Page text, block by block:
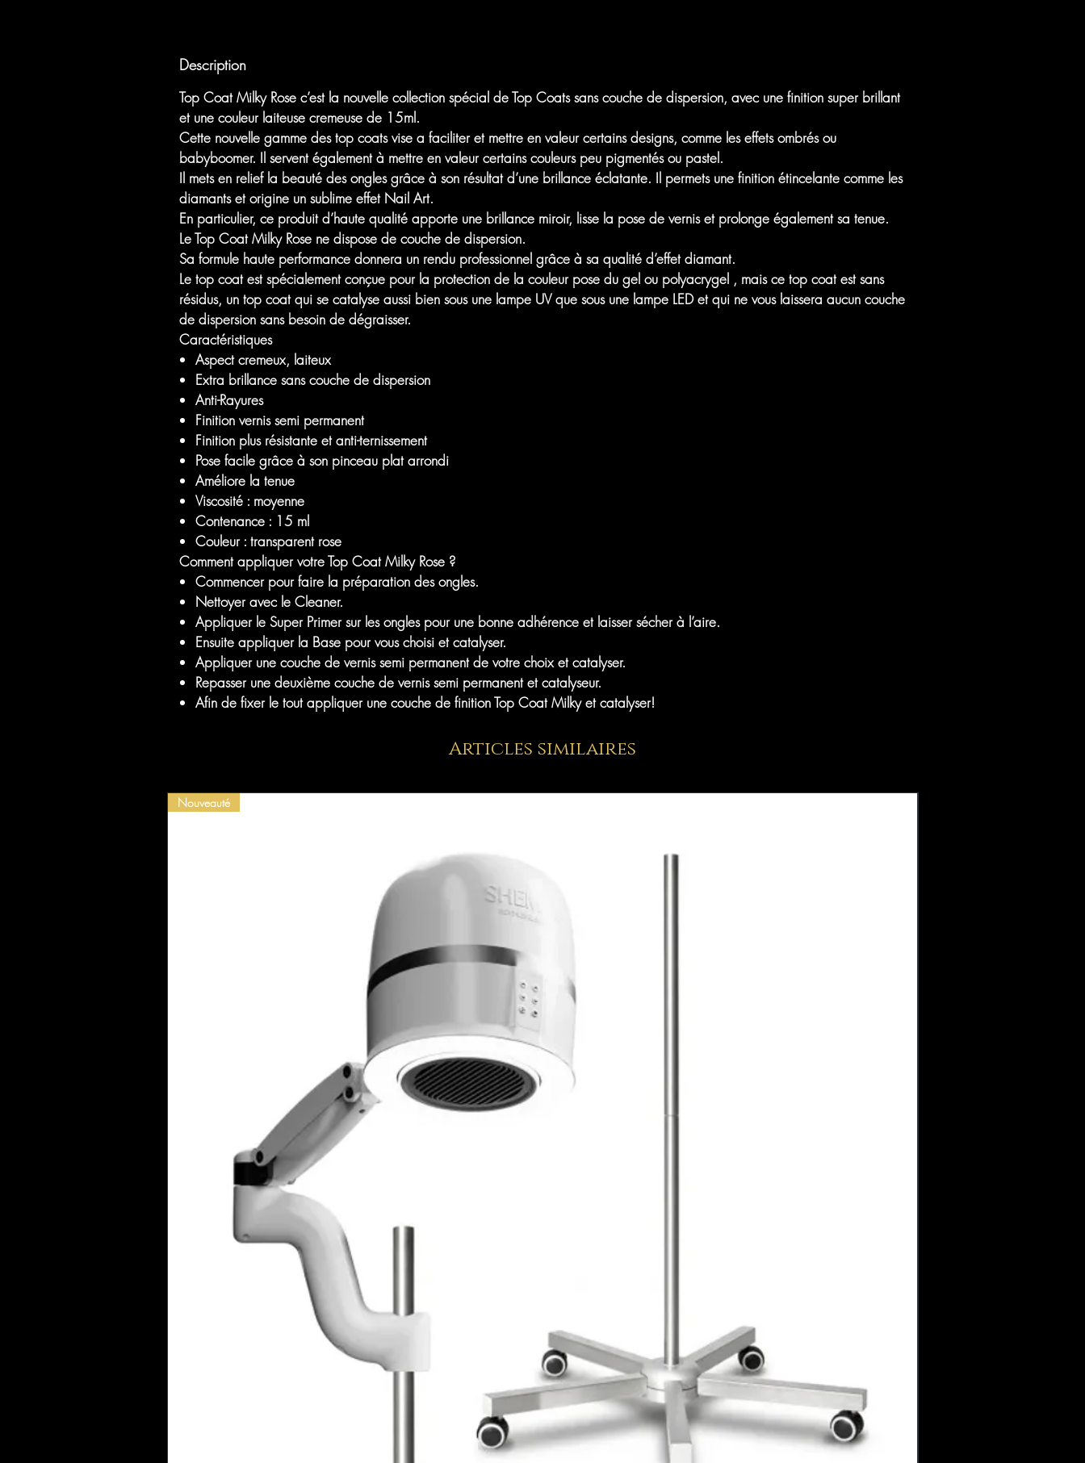
Description
Top Coat Milky Rose c’est la nouvelle collection spécial de Top Coats sans couche de dispersion, avec une finition super brillant
et une couleur laiteuse cremeuse de 15ml.
Cette nouvelle gamme des top coats vise a faciliter et mettre en valeur certains designs, comme les effets ombrés ou
babyboomer. Il servent également à mettre en valeur certains couleurs peu pigmentés ou pastel.
Il mets en relief la beauté des ongles grâce à son résultat d’une brillance éclatante. Il permets une finition étincelante comme les
diamants et origine un sublime effet Nail Art.
En particulier, ce produit d’haute qualité apporte une brillance miroir, lisse la pose de vernis et prolonge également sa tenue.
Le Top Coat Milky Rose ne dispose de couche de dispersion.
Sa formule haute performance donnera un rendu professionnel grâce à sa qualité d’effet diamant.
Le top coat est spécialement conçue pour la protection de la couleur pose du gel ou polyacrygel , mais ce top coat est sans
résidus, un top coat qui se catalyse aussi bien sous une lampe UV que sous une lampe LED et qui ne vous laissera aucun couche
de dispersion sans besoin de dégraisser.
Caractéristiques
Aspect cremeux, laiteux
Extra brillance sans couche de dispersion
Anti-Rayures
Finition vernis semi permanent
Finition plus résistante et anti-ternissement
Pose facile grâce à son pinceau plat arrondi
Améliore la tenue
Viscosité : moyenne
Contenance : 15 ml
Couleur : transparent rose
Comment appliquer votre Top Coat Milky Rose ?
Commencer pour faire la préparation des ongles.
Nettoyer avec le Cleaner.
Appliquer le Super Primer sur les ongles pour une bonne adhérence et laisser sécher à l’aire.
Ensuite appliquer la Base pour vous choisi et catalyser.
Appliquer une couche de vernis semi permanent de votre choix et catalyser.
Repasser une deuxième couche de vernis semi permanent et catalyseur.
Afin de fixer le tout appliquer une couche de finition Top Coat Milky et catalyser!
Articles similaires
Nouveauté